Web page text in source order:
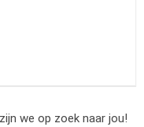
we op zoek naar jou!